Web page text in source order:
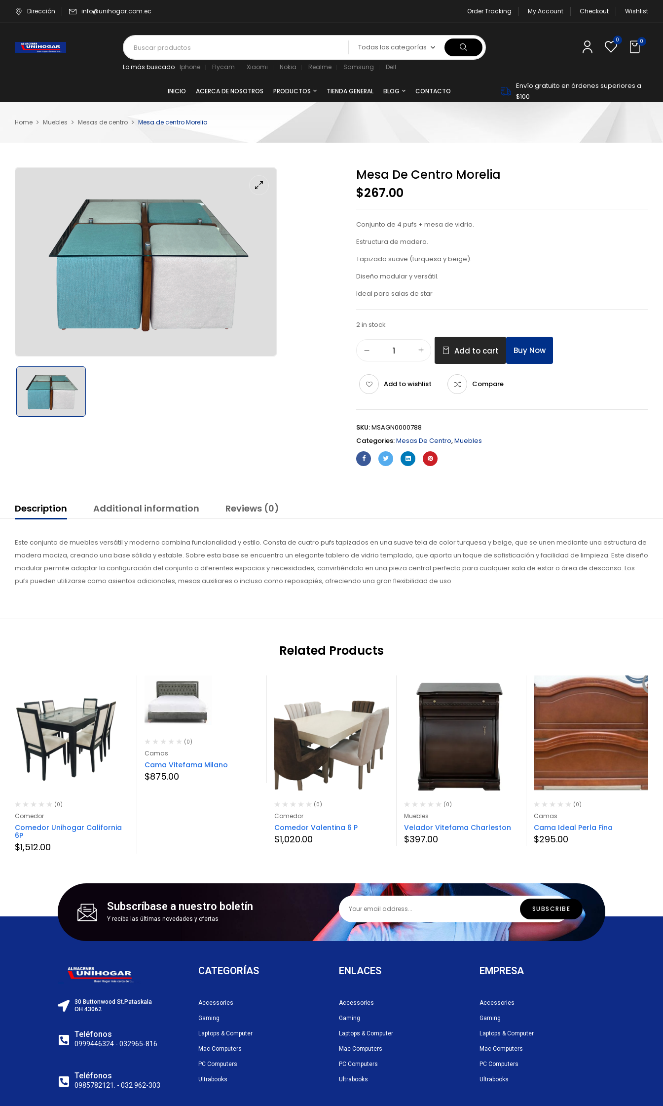
Dirección info@unihogar.com.ec Order Tracking My Account Checkout Wishlist
Todas las categorías
Lo más buscado Iphone Flycam Xiaomi Nokia Realme Samsung Dell
0 0
INICIO ACERCA DE NOSOTROS PRODUCTOS TIENDA GENERAL BLOG CONTACTO
Envío gratuito en órdenes superiores a
$100
Home Muebles Mesas de centro Mesa de centro Morelia
Mesa De Centro Morelia
$267.00
Conjunto de 4 pufs + mesa de vidrio.
Estructura de madera.
Tapizado suave (turquesa y beige).
Diseño modular y versátil.
Ideal para salas de star
2 in stock
Add to cart Buy Now
Add to wishlist Compare
SKU:MSAGN0000788
Categories:Mesas De Centro,Muebles
Description Additional information Reviews (0)
Este conjunto de muebles versátil y moderno combina funcionalidad y estilo. Consta de cuatro pufs tapizados en una suave tela de color turquesa y beige, que se unen mediante una estructura de
madera maciza, creando una base sólida y estable. Sobre esta base se encuentra un elegante tablero de vidrio templado, que aporta un toque de sofisticación y facilidad de limpieza. Este diseño
modular permite adaptar la configuración del conjunto a diferentes espacios y necesidades, convirtiéndolo en una pieza central perfecta para cualquier sala de estar o área de descanso. Los
pufs pueden utilizarse como asientos adicionales, mesas auxiliares o incluso como reposapiés, ofreciendo una gran flexibilidad de uso
Related Products
(0)
Comedor
Comedor Unihogar California
6P
$1,512.00
(0)
Camas
Cama Vitefama Milano
$875.00
(0)
Comedor
Comedor Valentina 6 P
$1,020.00
(0)
Muebles
Velador Vitefama Charleston
$397.00
(0)
Camas
Cama Ideal Perla Fina
$295.00
Subscríbase a nuestro boletín
Y reciba las últimas novedades y ofertas
30 Buttonwood St.Pataskala
OH 43062
Teléfonos
0999446324 - 032965-816
Teléfonos
0985782121. - 032 962-303
CATEGORÍAS
Accessories
Gaming
Laptops & Computer
Mac Computers
PC Computers
Ultrabooks
ENLACES
Accessories
Gaming
Laptops & Computer
Mac Computers
PC Computers
Ultrabooks
EMPRESA
Accessories
Gaming
Laptops & Computer
Mac Computers
PC Computers
Ultrabooks